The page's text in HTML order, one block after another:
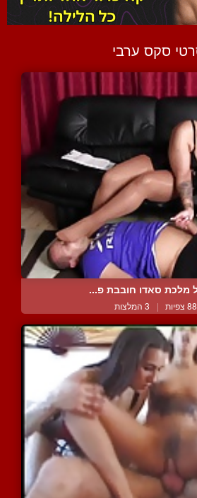
סקס ערבי
מלכת סאדו חובבת פ...
| 3 המלצות